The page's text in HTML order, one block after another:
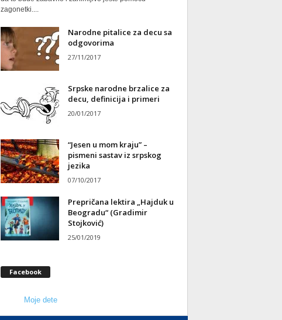
zagonetki....
Narodne pitalice za decu sa
odgovorima
27/11/2017
Srpske narodne brzalice za
decu, definicija i primeri
20/01/2017
“Jesen u mom kraju” –
pismeni sastav iz srpskog
jezika
07/10/2017
Prepričana lektira „Hajduk u
Beogradu“ (Gradimir
Stojković)
25/01/2019
Facebook
Moje dete